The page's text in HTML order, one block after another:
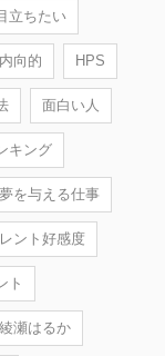
立ちたい
内向的 HPS
面白い人
キング
夢を与える仕事
ント好感度
ト
綾瀬はるか